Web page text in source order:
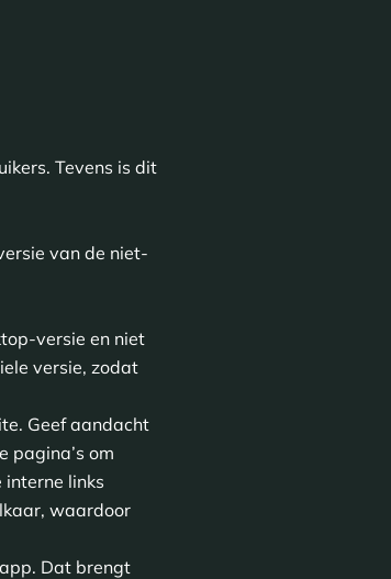
Tevens is dit
van de niet-
versie en niet
versie, zodat
Geef aandacht
pagina’s om
links
waardoor
Dat brengt